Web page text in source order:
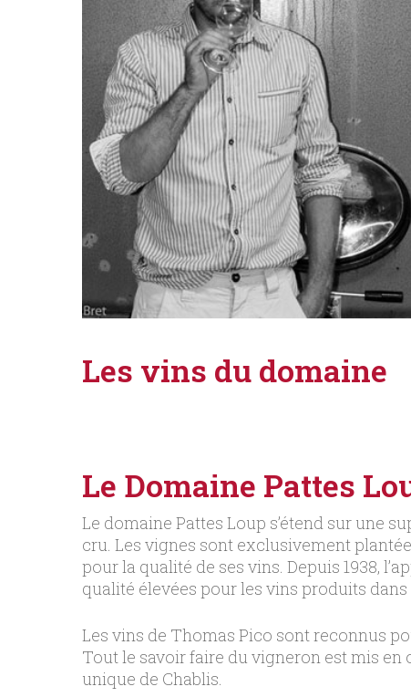
Les vins du domaine
Le Domaine Pattes
Le domaine Pattes Loup s’étend sur une
cru. Les vignes sont exclusivement
pour la qualité de ses vins. Depuis 1938,
qualité élevées pour les vins produits
Les vins de Thomas Pico sont reconnus
Tout le savoir faire du vigneron est mis
unique de Chablis.